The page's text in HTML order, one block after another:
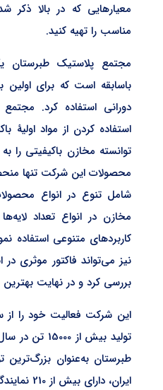
معیارهایی که در بالا ذکر
مناسب را تهیه کنید.
مجتمع پلاستیک
باسابقه است که برای اولین
دورانی استفاده کرد.
استفاده کردن از مواد اولیۀ
توانسته مخازن باکیفیتی
محصولات این شرکت تنها
شامل تنوع در انواع
مخازن در انواع تعداد
کاربردهای متنوعی استفاده
نیز می‌تواند فاکتور موثری
بررسی کرد و در نهایت بهترین
تولید بیش از
طبرستان به‌عنوان بزرگ‌ترین
ایران،